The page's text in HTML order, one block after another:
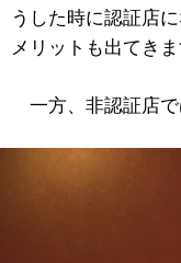
うした時に認証店
メリットも出てきま
一方、非認証店